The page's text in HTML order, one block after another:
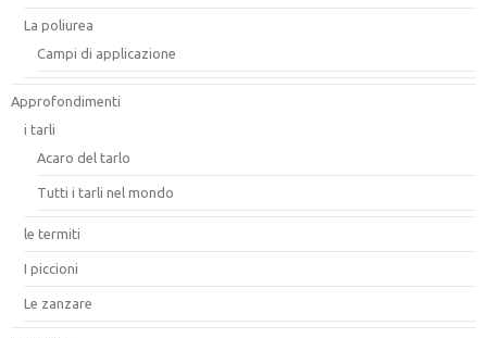
La poliurea
Campi di applicazione
Approfondimenti
i tarli
Acaro del tarlo
Tutti i tarli nel mondo
le termiti
I piccioni
Le zanzare